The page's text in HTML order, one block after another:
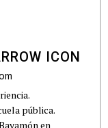
pública.
en